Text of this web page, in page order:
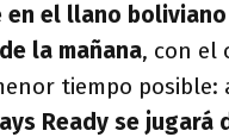
el llano
la mañana, con el
tiempo posible:
Ready se jugará